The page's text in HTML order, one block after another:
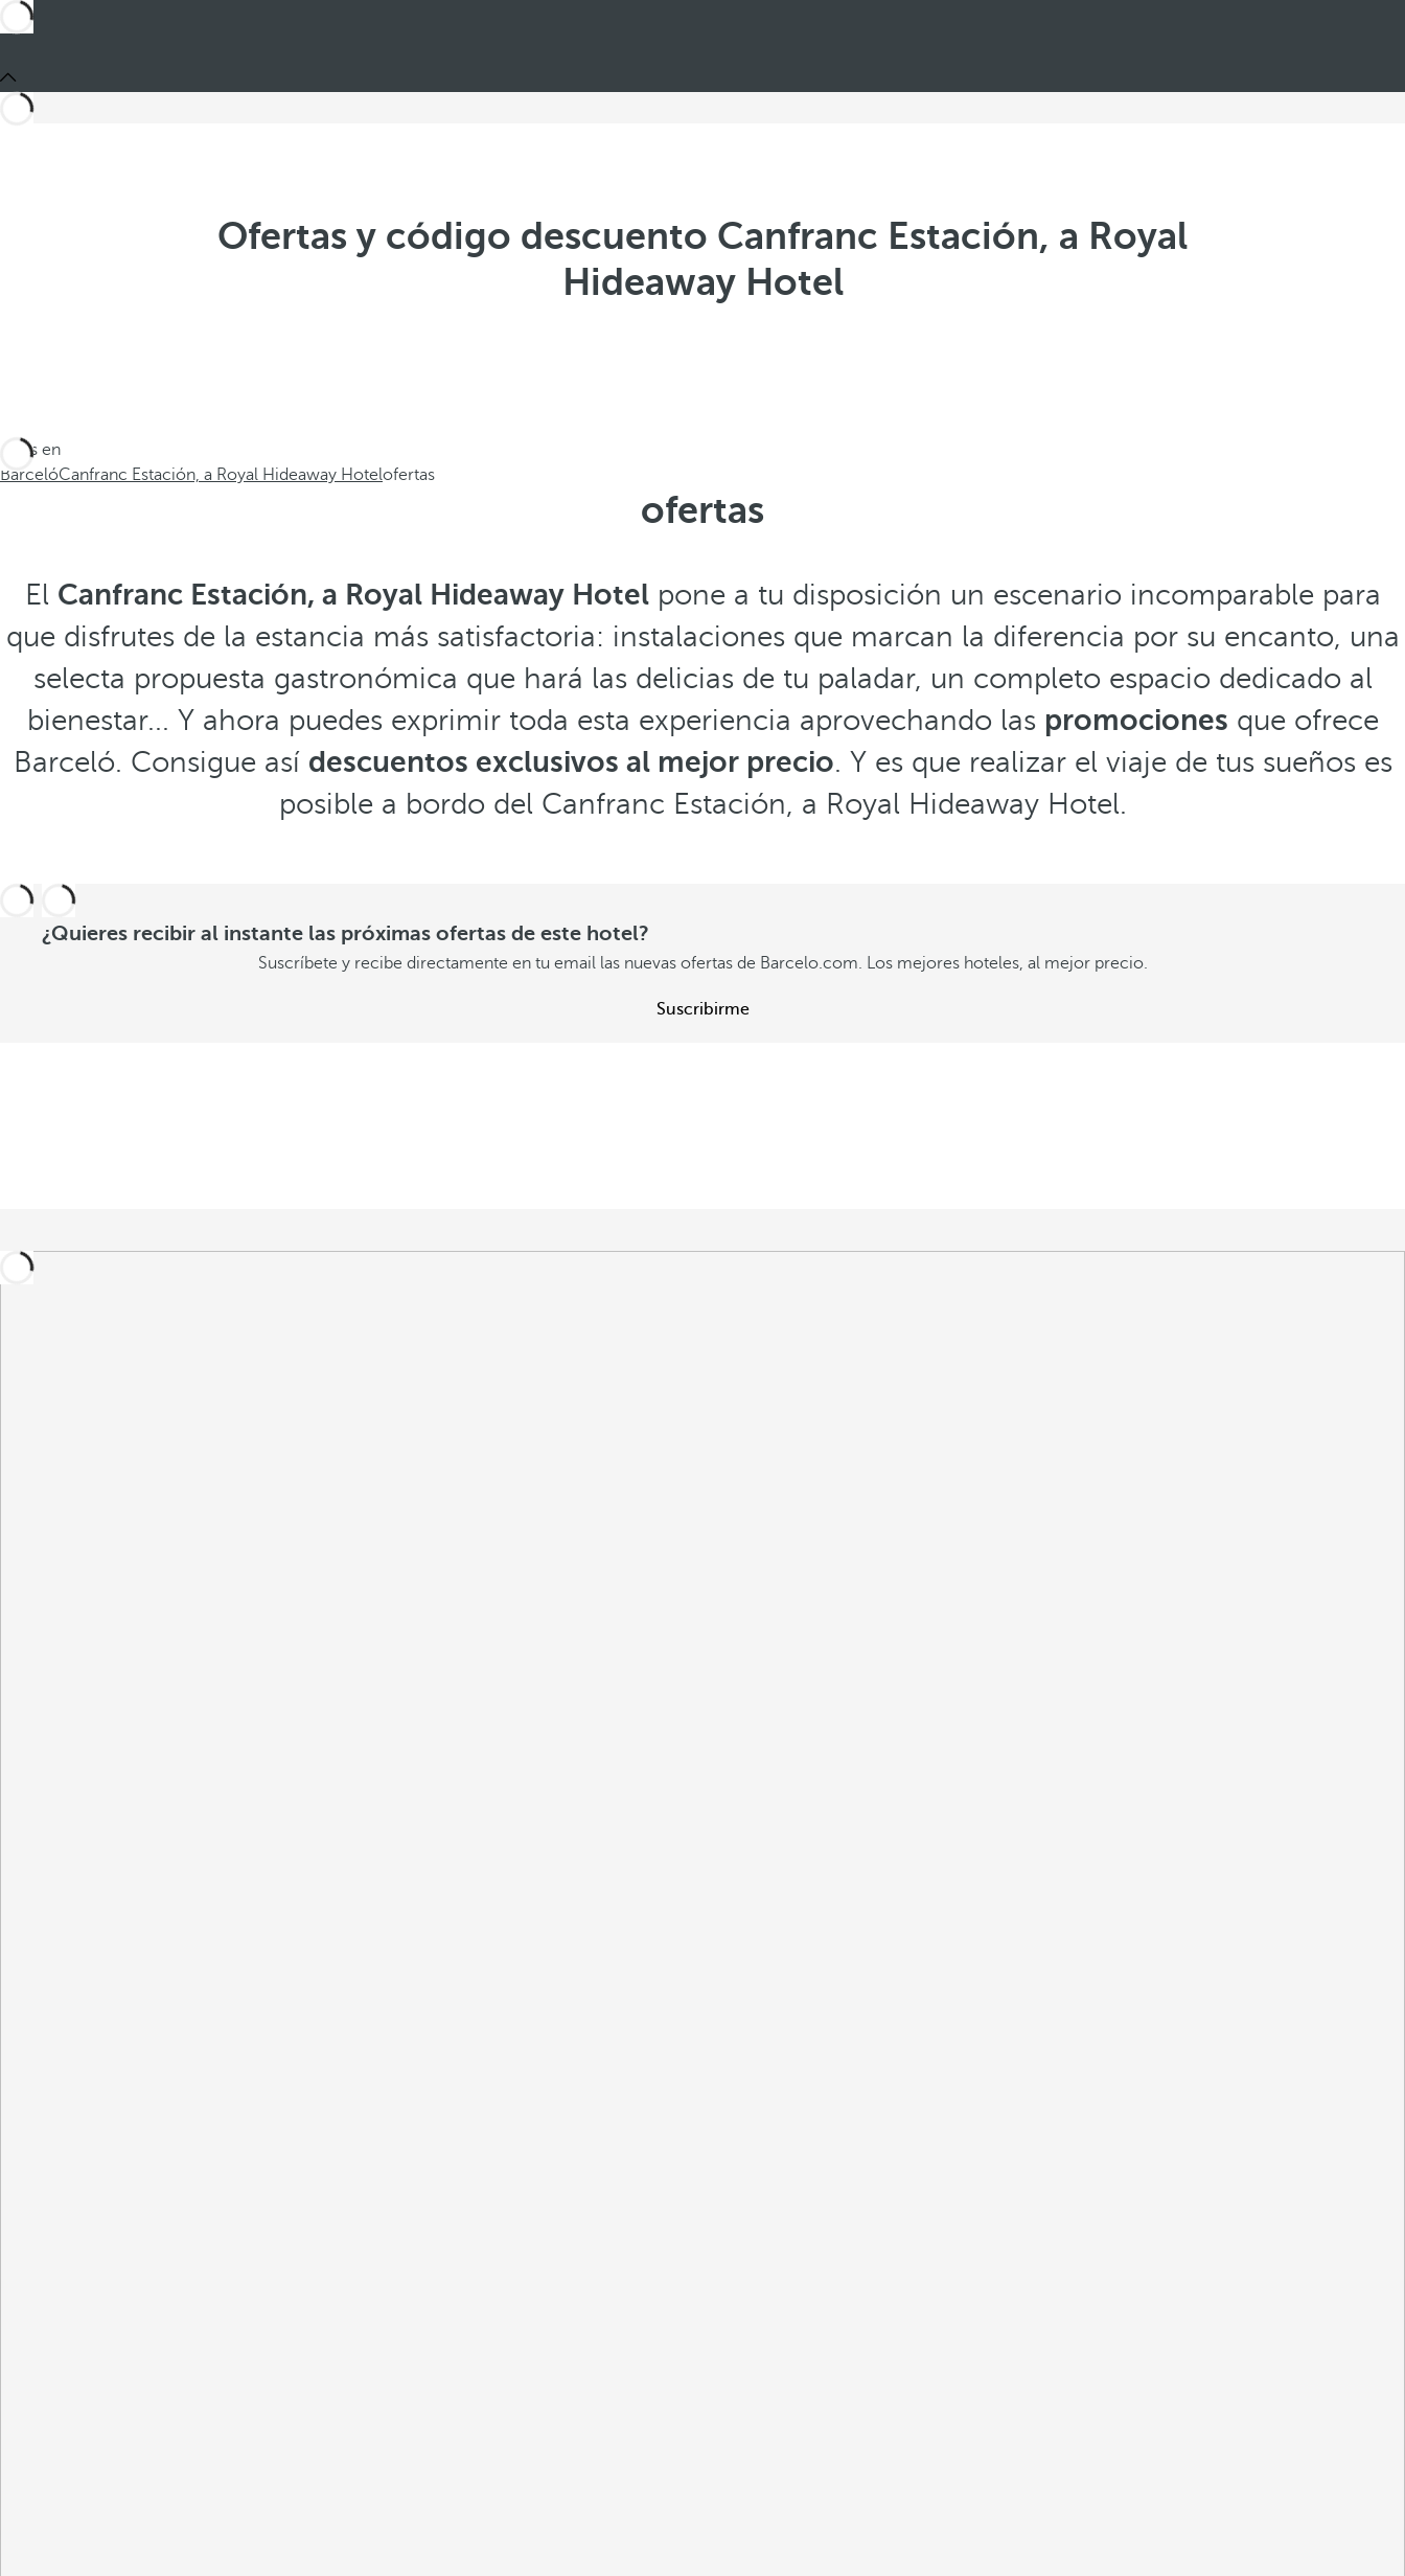
Ofertas y código descuento Canfranc Estación, a Royal
Hideaway Hotel
Estás en
BarcelóCanfranc Estación, a Royal Hideaway Hotelofertas
ofertas
El Canfranc Estación, a Royal Hideaway Hotelpone a tu disposición un escenario incomparable para
que disfrutes de la estancia más satisfactoria: instalaciones que marcan la diferencia por su encanto, una
selecta propuesta gastronómica que hará las delicias de tu paladar, un completo espacio dedicado al
bienestar... Y ahora puedes exprimir toda esta experiencia aprovechando las promociones que ofrece
Barceló. Consigue así descuentos exclusivos al mejor precio. Y es que realizar el viaje de tus sueños es
posible a bordo del Canfranc Estación, a Royal Hideaway Hotel.
¿Quieres recibir al instante las próximas ofertas de este hotel?
Suscríbete y recibe directamente en tu email las nuevas ofertas de Barcelo.com. Los mejores hoteles, al mejor precio.
Suscribirme